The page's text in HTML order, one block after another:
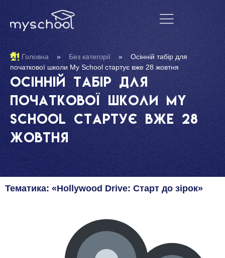
Головна » Без категорії »
Осінній табір для
початкової школи My School стартує вже 28 жовтня
Осінній табір для
початкової школи My
School стартує вже 28
жовтня
Тематика: «Hollywood Drive: Старт до зірок»